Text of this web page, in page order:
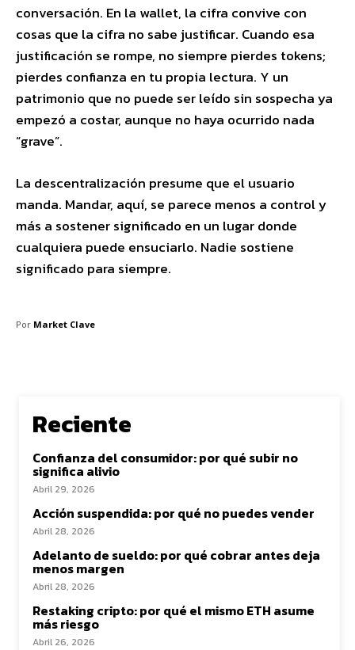
conversación. En la wallet, la cifra convive con
cosas que la cifra no sabe justificar. Cuando esa
justificación se rompe, no siempre pierdes tokens;
pierdes confianza en tu propia lectura. Y un
patrimonio que no puede ser leído sin sospecha ya
empezó a costar, aunque no haya ocurrido nada
“grave”.
La descentralización presume que el usuario
manda. Mandar, aquí, se parece menos a control y
más a sostener significado en un lugar donde
cualquiera puede ensuciarlo. Nadie sostiene
significado para siempre.
Por Market Clave
Reciente
Confianza del consumidor: por qué subir no
significa alivio
Abril 29, 2026
Acción suspendida: por qué no puedes vender
Abril 28, 2026
Adelanto de sueldo: por qué cobrar antes deja
menos margen
Abril 28, 2026
Restaking cripto: por qué el mismo ETH asume
más riesgo
Abril 26, 2026